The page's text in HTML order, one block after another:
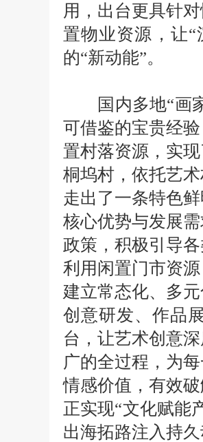
用，出台更具针
置物业资源，让“
的“新动能”。
国内多地“画
可借鉴的宝贵经
置村落资源，实
桐坞村，依托艺
走出了一条特色
核心优势与发展
政策，积极引导
利用闲置门市资
建立常态化、多
创意研发、作品
台，让艺术创意
广的全过程，为
情感价值，有效
正实现“文化赋能
出海拓路注入持